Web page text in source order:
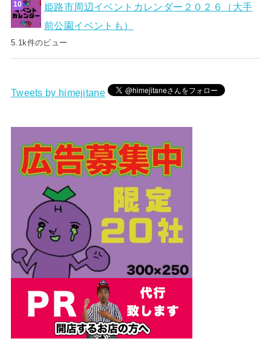
姫路市周辺イベントカレンダー２０２６（大手
前公園イベントも）
5.1k件のビュー
Tweets by himejitane